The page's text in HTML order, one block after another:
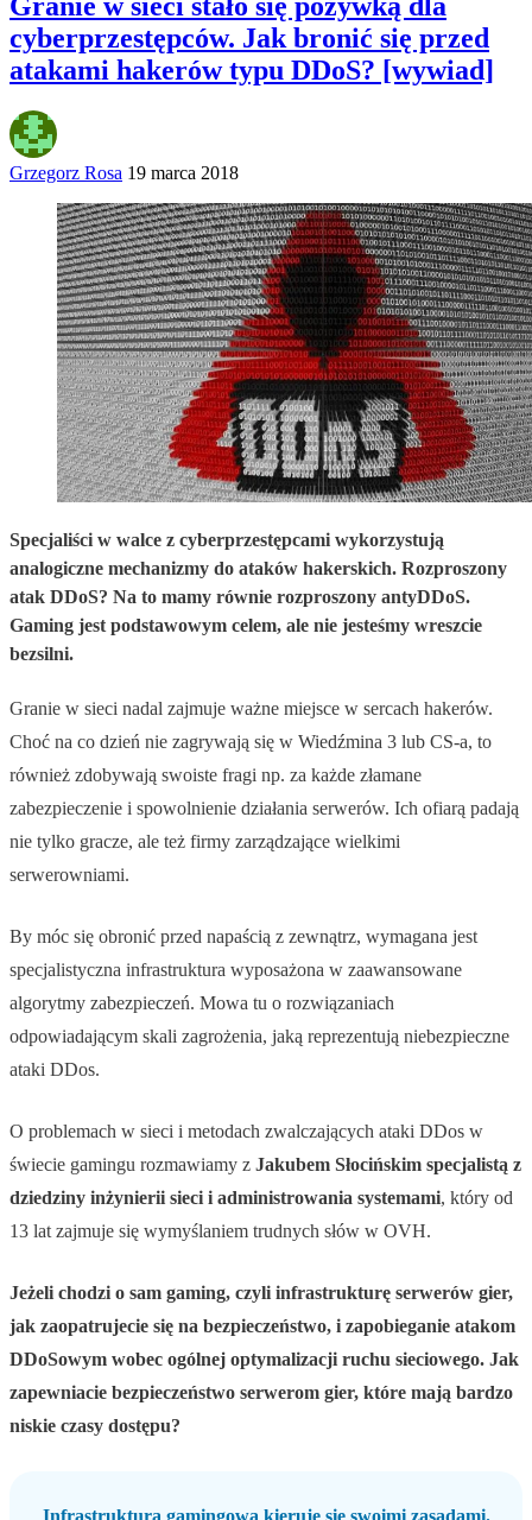
Granie w sieci stało się pożywką dla
cyberprzestępców. Jak bronić się przed
atakami hakerów typu DDoS? [wywiad]
Grzegorz Rosa 19 marca 2018
Specjaliści w walce z cyberprzestępcami wykorzystują
analogiczne mechanizmy do ataków hakerskich. Rozproszony
atak DDoS? Na to mamy równie rozproszony antyDDoS.
Gaming jest podstawowym celem, ale nie jesteśmy wreszcie
bezsilni.
Granie w sieci nadal zajmuje ważne miejsce w sercach hakerów.
Choć na co dzień nie zagrywają się w Wiedźmina 3 lub CS-a, to
również zdobywają swoiste fragi np. za każde złamane
zabezpieczenie i spowolnienie działania serwerów. Ich ofiarą padają
nie tylko gracze, ale też firmy zarządzające wielkimi
serwerowniami.
By móc się obronić przed napaścią z zewnątrz, wymagana jest
specjalistyczna infrastruktura wyposażona w zaawansowane
algorytmy zabezpieczeń. Mowa tu o rozwiązaniach
odpowiadającym skali zagrożenia, jaką reprezentują niebezpieczne
ataki DDos.
O problemach w sieci i metodach zwalczających ataki DDos w
świecie gamingu rozmawiamy z Jakubem Słocińskim specjalistą z
dziedziny inżynierii sieci i administrowania systemami, który od
13 lat zajmuje się wymyślaniem trudnych słów w OVH.
Jeżeli chodzi o sam gaming, czyli infrastrukturę serwerów gier,
jak zaopatrujecie się na bezpieczeństwo, i zapobieganie atakom
DDoSowym wobec ogólnej optymalizacji ruchu sieciowego. Jak
zapewniacie bezpieczeństwo serwerom gier, które mają bardzo
niskie czasy dostępu?